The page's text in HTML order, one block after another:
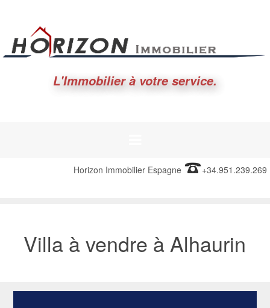
L'Immobilier à votre service.
Horizon Immobilier Espagne +34.951.239.269
Villa à vendre à Alhaurin